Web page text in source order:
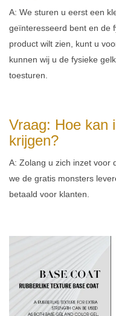
A: We sturen u eerst een
geïnteresseerd bent en de
product wilt zien, kunt u
kunnen wij u de fysieke
toesturen.
Vraag: Hoe kan
krijgen?
A: Zolang u zich inzet voor
we de gratis monsters
betaald voor klanten.